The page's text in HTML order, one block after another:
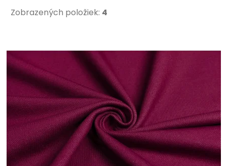
Zobrazených položiek: 4
ý
p
i
s
p
r
o
d
u